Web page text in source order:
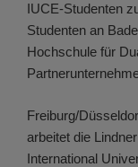
IUCE-Studenten
Studenten an
Hochschule für
Freiburg/
arbeitet die
International